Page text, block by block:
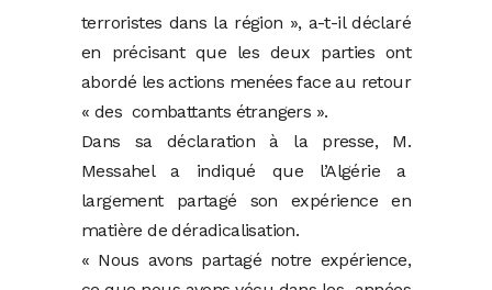
terroristes dans la région », a-t-il déclaré
en précisant que les deux parties ont
abordé les actions menées face au retour
« des combattants étrangers ».
Dans sa déclaration à la presse, M.
Messahel a indiqué que l’Algérie a
largement partagé son expérience en
matière de déradicalisation.
« Nous avons partagé notre expérience,